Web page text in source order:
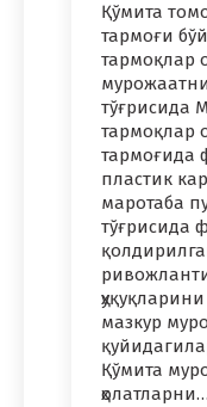
Қўмита
тармоғи
тармоқлар
тармоқлар
тармоғида
пластик
маротаба
тўғрисида
мазкур
Қўмита
ҳолатларни…